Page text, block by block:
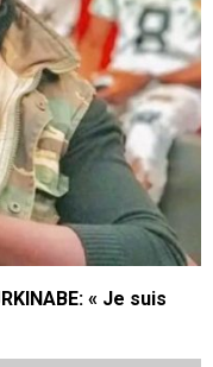
« Je suis